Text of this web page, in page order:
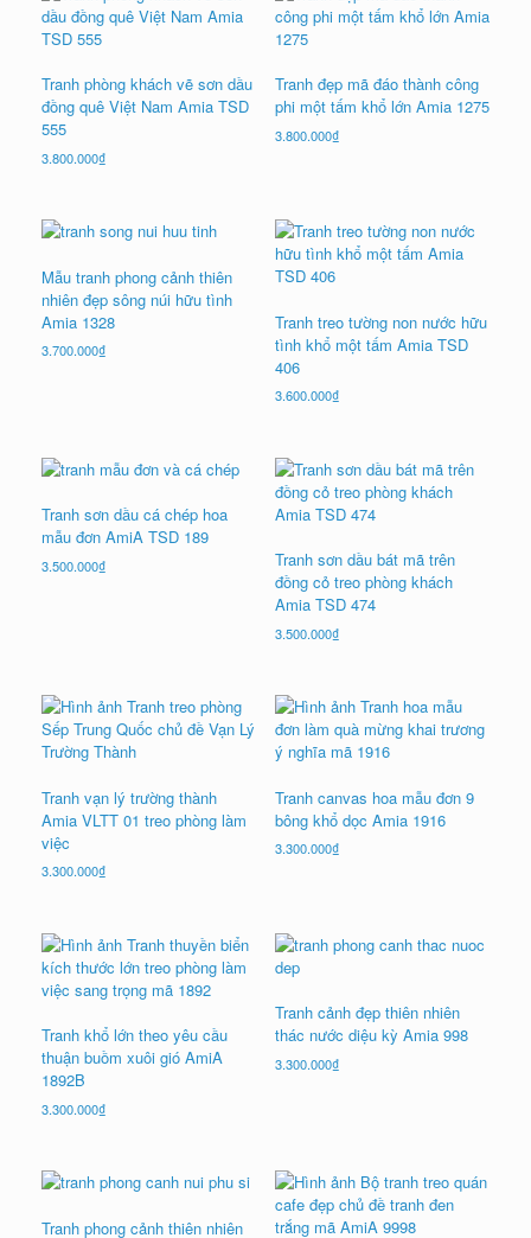
Tranh phòng khách vẽ sơn dầu
đồng quê Việt Nam Amia TSD
555
3.800.000₫
Tranh đẹp mã đáo thành công
phi một tấm khổ lớn Amia 1275
3.800.000₫
Mẫu tranh phong cảnh thiên
nhiên đẹp sông núi hữu tình
Amia 1328
3.700.000₫
Tranh treo tường non nước hữu
tình khổ một tấm Amia TSD
406
3.600.000₫
Tranh sơn dầu cá chép hoa
mẫu đơn AmiA TSD 189
3.500.000₫
Tranh sơn dầu bát mã trên
đồng cỏ treo phòng khách
Amia TSD 474
3.500.000₫
Tranh vạn lý trường thành
Amia VLTT 01 treo phòng làm
việc
3.300.000₫
Tranh canvas hoa mẫu đơn 9
bông khổ dọc Amia 1916
3.300.000₫
Tranh khổ lớn theo yêu cầu
thuận buồm xuôi gió AmiA
1892B
3.300.000₫
Tranh cảnh đẹp thiên nhiên
thác nước diệu kỳ Amia 998
3.300.000₫
Tranh phong cảnh thiên nhiên